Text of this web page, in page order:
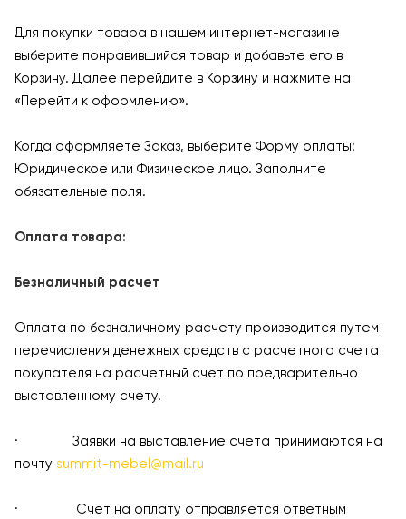
Для покупки товара в нашем интернет-магазине
выберите понравившийся товар и добавьте его в
Корзину. Далее перейдите в Корзину и нажмите на
«Перейти к оформлению».
Когда оформляете Заказ, выберите Форму оплаты:
Юридическое или Физическое лицо. Заполните
обязательные поля.
Оплата товара:
Безналичный расчет
Оплата по безналичному расчету производится путем
перечисления денежных средств с расчетного счета
покупателя на расчетный счет по предварительно
выставленному счету.
· Заявки на выставление счета принимаются на
почту summit-mebel@mail.ru
· Счет на оплату отправляется ответным